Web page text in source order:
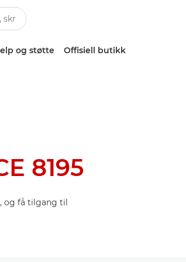
og støtte Offisiell butikk
8195
og få tilgang til